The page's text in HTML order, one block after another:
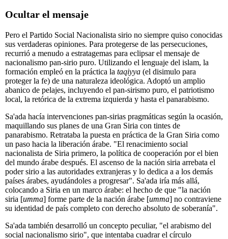
Ocultar el mensaje
Pero el Partido Social Nacionalista sirio no siempre quiso conocidas
sus verdaderas opiniones. Para protegerse de las persecuciones,
recurrió a menudo a estratagemas para eclipsar el mensaje de
nacionalismo pan-sirio puro. Utilizando el lenguaje del islam, la
formación empleó en la práctica la taqiyya (el disimulo para
proteger la fe) de una naturaleza ideológica. Adoptó un amplio
abanico de pelajes, incluyendo el pan-sirismo puro, el patriotismo
local, la retórica de la extrema izquierda y hasta el panarabismo.
Sa'ada hacía intervenciones pan-sirias pragmáticas según la ocasión,
maquillando sus planes de una Gran Siria con tintes de
panarabismo. Retrataba la puesta en práctica de la Gran Siria como
un paso hacia la liberación árabe. "El renacimiento social
nacionalista de Siria primero, la política de cooperación por el bien
del mundo árabe después. El ascenso de la nación siria arrebata el
poder sirio a las autoridades extranjeras y lo dedica a a los demás
países árabes, ayudándoles a progresar". Sa'ada iría más allá,
colocando a Siria en un marco árabe: el hecho de que "la nación
siria [umma] forme parte de la nación árabe [umma] no contraviene
su identidad de país completo con derecho absoluto de soberanía".
Sa'ada también desarrolló un concepto peculiar, "el arabismo del
social nacionalismo sirio", que intentaba cuadrar el círculo